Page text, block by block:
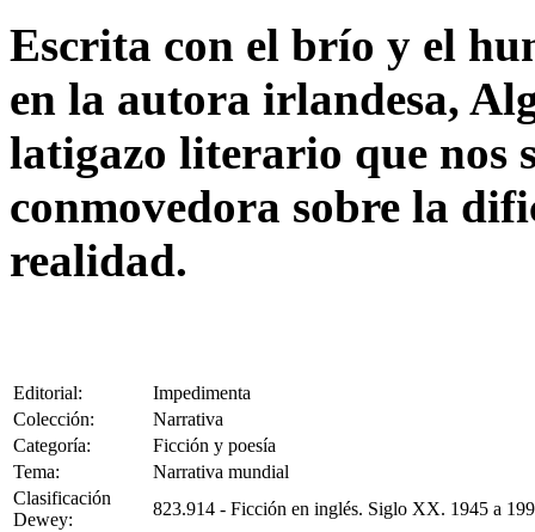
Escrita con el brío y el
en la autora irlandesa,
latigazo literario que nos
conmovedora sobre la
realidad.
Editorial:
Impedimenta
Colección:
Narrativa
Categoría:
Ficción y poesía
Tema:
Narrativa mundial
Clasificación
Dewey:
823.914 - Ficción en inglés. Siglo XX. 1945 a